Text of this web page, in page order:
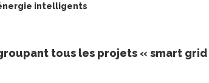
intelligents
tous les projets « smart grid